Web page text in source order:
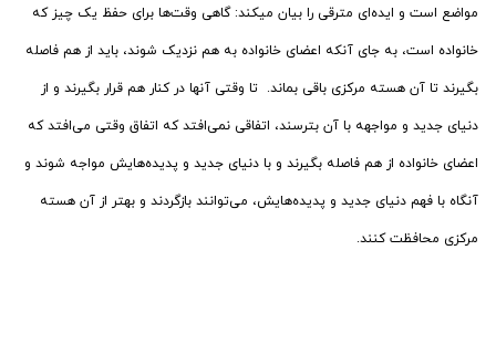
مواضع است و ایده‌­ای مترقی را بیان می­کند: گاهی وقت‌­ها برای حفظ یک چیز که
خانواده است، به جای آنکه اعضای خانواده به هم نزدیک شوند، باید از هم فاصله
بگیرند تا آن هسته مرکزی باقی بماند. تا وقتی آنها در کنار هم قرار بگیرند و از
دنیای جدید و مواجهه با آن بترسند، اتفاقی نمی‌­افتد که اتفاق وقتی می‌­افتد که
اعضای خانواده از هم فاصله بگیرند و با دنیای جدید و پدیده‌هایش مواجه شوند و
آنگاه با فهم دنیای جدید و پدیده‌هایش، می‌­توانند بازگردند و بهتر از آن هسته
مرکزی محافظت کنند.